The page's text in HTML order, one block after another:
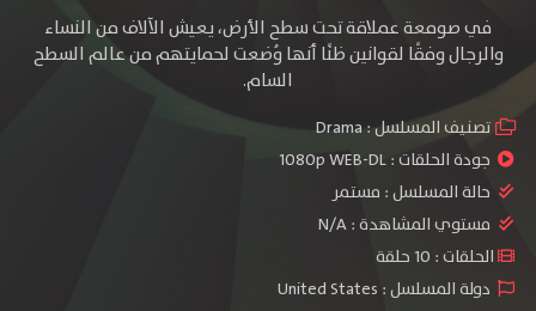
في صومعة عملاقة تحت سطح الأرض، يعيش الآلاف من النساء
والرجال وفقًا لقوانين ظنًا أنها وُضعت لحمايتهم من عالم السطح
السام.
تصنيف المسلسل :Drama
جودة الحلقات :1080p WEB-DL
حالة المسلسل : مستمر
مستوي المشاهدة :N/A
الحلقات : 10 حلقة
دولة المسلسل : United States